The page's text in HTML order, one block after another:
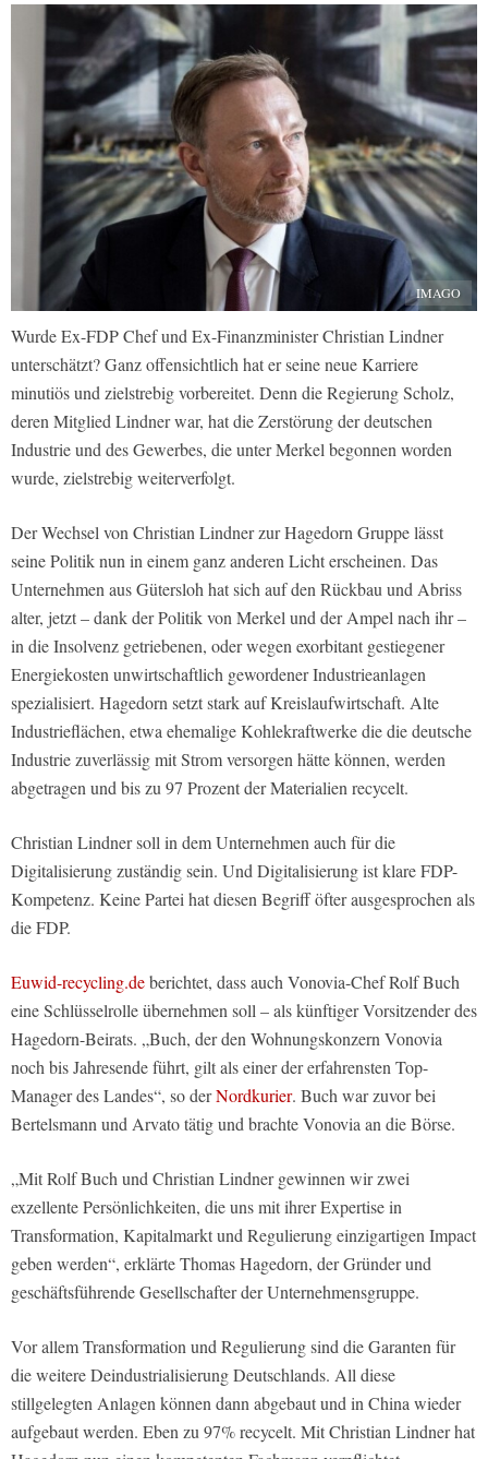
IMAGO
Wurde Ex-FDP Chef und Ex-Finanzminister Christian Lindner
unterschätzt? Ganz offensichtlich hat er seine neue Karriere
minutiös und zielstrebig vorbereitet. Denn die Regierung Scholz,
deren Mitglied Lindner war, hat die Zerstörung der deutschen
Industrie und des Gewerbes, die unter Merkel begonnen worden
wurde, zielstrebig weiterverfolgt.
Der Wechsel von Christian Lindner zur Hagedorn Gruppe lässt
seine Politik nun in einem ganz anderen Licht erscheinen. Das
Unternehmen aus Gütersloh hat sich auf den Rückbau und Abriss
alter, jetzt – dank der Politik von Merkel und der Ampel nach ihr –
in die Insolvenz getriebenen, oder wegen exorbitant gestiegener
Energiekosten unwirtschaftlich gewordener Industrieanlagen
spezialisiert. Hagedorn setzt stark auf Kreislaufwirtschaft. Alte
Industrieflächen, etwa ehemalige Kohlekraftwerke die die deutsche
Industrie zuverlässig mit Strom versorgen hätte können, werden
abgetragen und bis zu 97 Prozent der Materialien recycelt.
Christian Lindner soll in dem Unternehmen auch für die
Digitalisierung zuständig sein. Und Digitalisierung ist klare FDP-
Kompetenz. Keine Partei hat diesen Begriff öfter ausgesprochen als
die FDP.
Euwid-recycling.deberichtet, dass auch Vonovia-Chef Rolf Buch
eine Schlüsselrolle übernehmen soll – als künftiger Vorsitzender des
Hagedorn-Beirats. „Buch, der den Wohnungskonzern Vonovia
noch bis Jahresende führt, gilt als einer der erfahrensten Top-
Manager des Landes“, so derNordkurier. Buch war zuvor bei
Bertelsmann und Arvato tätig und brachte Vonovia an die Börse.
„Mit Rolf Buch und Christian Lindner gewinnen wir zwei
exzellente Persönlichkeiten, die uns mit ihrer Expertise in
Transformation, Kapitalmarkt und Regulierung einzigartigen Impact
geben werden“, erklärte Thomas Hagedorn, der Gründer und
geschäftsführende Gesellschafter der Unternehmensgruppe.
Vor allem Transformation und Regulierung sind die Garanten für
die weitere Deindustrialisierung Deutschlands. All diese
stillgelegten Anlagen können dann abgebaut und in China wieder
aufgebaut werden. Eben zu 97% recycelt. Mit Christian Lindner hat